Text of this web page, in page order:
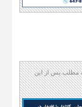
مطلب پس از این